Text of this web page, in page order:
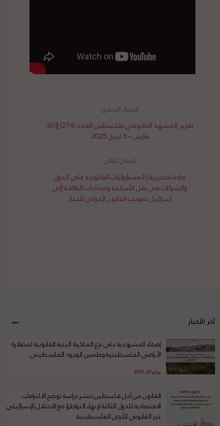
تقرير المشهد الحقوقي لفلسطين العدد (274) || 30
مارس – 5 ابريل 2025
مادة تحضيرية | المسؤوليات القانونية على الدول
والشركات في نقل الأسلحة وإمدادات الطاقة إلى
إسرائيل بموجب القانون الدولي للبحار
آخر الأخبار
إضفاء المشروعية على نزع الملكية: البنية القانونية لمصادرة
الأراضي الفلسطينية وطمس الوجود الفلسطيني
يوليو 29, 2026
القانون من أجل فلسطين تنشر دراسة توضح الالتزامات
الاقتصادية للدول الثالثة لإنهاء التواطؤ مع الاحتلال الإسرائيلي
غير القانوني للأرض الفلسطينية